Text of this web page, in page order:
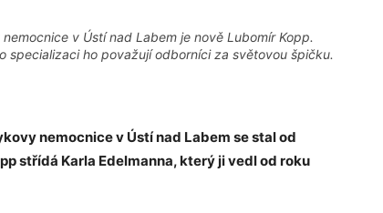
v Ústí nad Labem je nově Lubomír Kopp.
specializaci ho považují odborníci za světovou špičku.
nemocnice v Ústí nad Labem se stal od
střídá Karla Edelmanna, který ji vedl od roku